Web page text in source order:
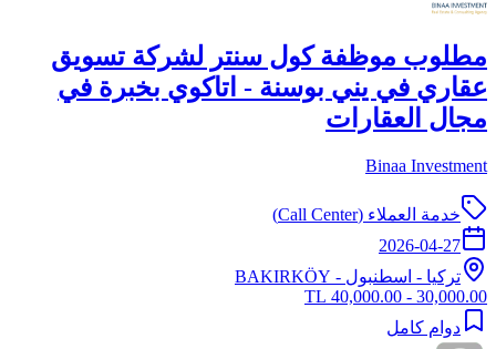
مطلوب موظفة كول سنتر لشركة تسويق
عقاري في يني بوسنة - اتاكوي بخبرة في
مجال العقارات
Binaa Investment
خدمة العملاء (Call Center)
2026-04-27
تركيا - اسطنبول - BAKIRKÖY
30,000.00 - 40,000.00 TL
دوام كامل